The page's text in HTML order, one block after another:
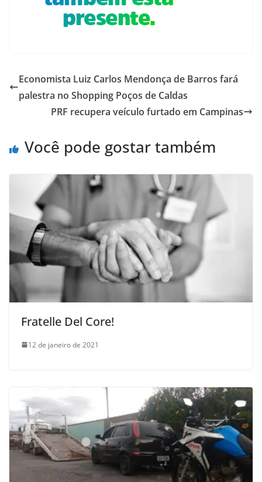
Economista Luiz Carlos Mendonça de Barros fará
palestra no Shopping Poços de Caldas
PRF recupera veículo furtado em Campinas
Você pode gostar também
Fratelle Del Core!
12 de janeiro de 2021